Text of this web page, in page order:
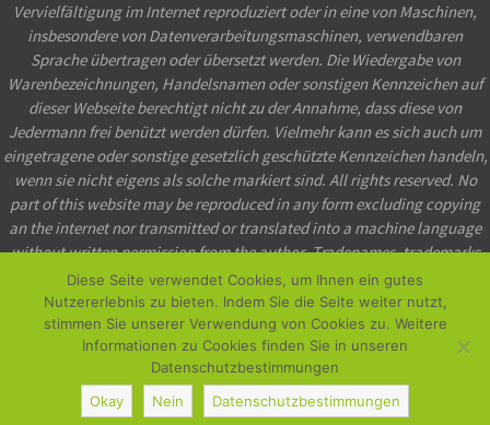
Vervielfältigung im Internet reproduziert oder in eine von Maschinen,
insbesondere von Datenverarbeitungsmaschinen, verwendbaren
Sprache übertragen oder übersetzt werden. Die Wiedergabe von
Warenbezeichnungen, Handelsnamen oder sonstigen Kennzeichen auf
dieser Webseite berechtigt nicht zu der Annahme, dass diese von
Jedermann frei benützt werden dürfen. Vielmehr kann es sich auch um
eingetragene oder sonstige gesetzlich geschützte Kennzeichen handeln,
wenn sie nicht eigens als solche markiert sind. All rights reserved. No
part of this website may be reproduced in any form excluding copying
an the internet nor transmitted or translated into a machine language
without written permission from the author. Tradenames, trademarks
etc. used in this website even when not specially marked as such, may
not be considered unprotected by law.
Powered byNirvana&WordPress.
Diese Seite verwendet Cookies, um Ihnen ein gutes
Nutzererlebnis zu bieten. Indem Sie die Seite weiter nutzt,
stimmen Sie unserer Verwendung von Cookies zu. Weitere
Informationen zu Cookies finden Sie in unseren
Datenschutzbestimmungen
Okay
Nein Datenschutzbestimmungen